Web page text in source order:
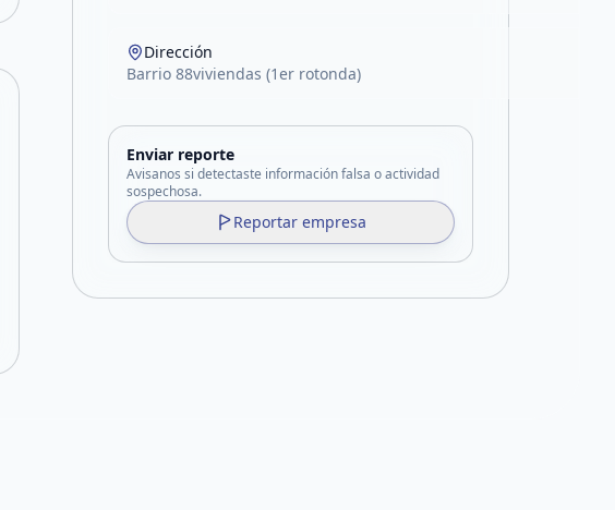
Dirección
Barrio 88viviendas (1er rotonda)
Enviar reporte
Avisanos si detectaste información falsa o actividad
sospechosa.
Reportar empresa